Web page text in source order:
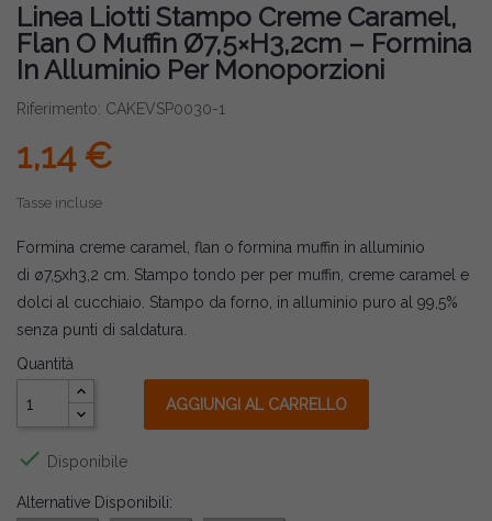
Linea Liotti Stampo Creme Caramel,
Flan O Muffin Ø7,5×H3,2cm – Formina
In Alluminio Per Monoporzioni
Riferimento: CAKEVSP0030-1
1,14 €
Tasse incluse
Formina creme caramel, flan o formina muffin in alluminio
di ø7,5xh3,2 cm. Stampo tondo per per muffin, creme caramel e
dolci al cucchiaio. Stampo da forno, in alluminio puro al 99,5%
senza punti di saldatura.
Quantità
AGGIUNGI AL CARRELLO
 Disponibile
Alternative Disponibili: